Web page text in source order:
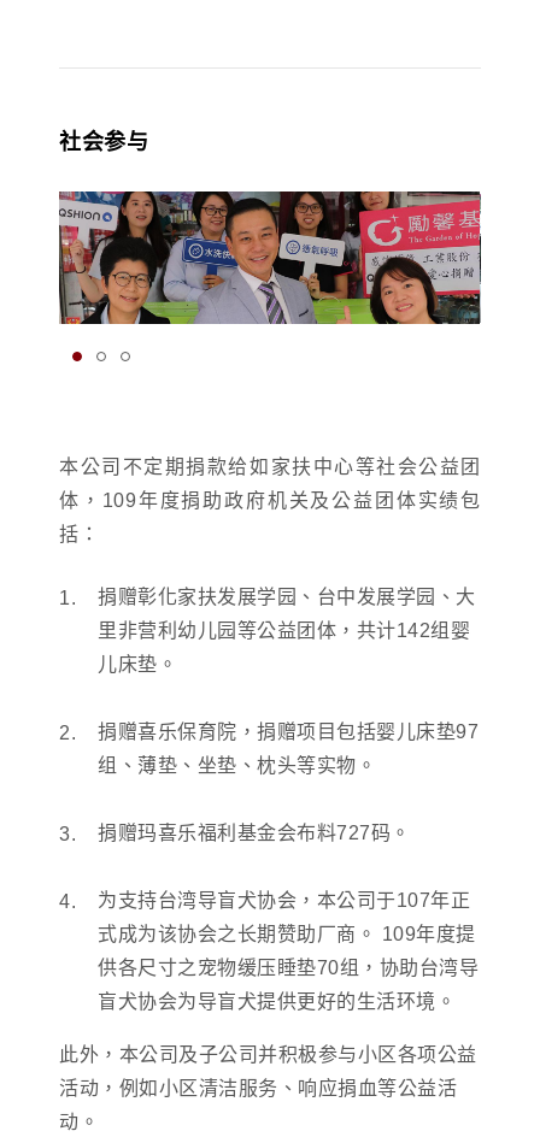
社会参与
本公司不定期捐款给如家扶中心等社会公益团
体，109年度捐助政府机关及公益团体实绩包
括：
捐赠彰化家扶发展学园、台中发展学园、大
里非营利幼儿园等公益团体，共计142组婴
儿床垫。
捐赠喜乐保育院，捐赠项目包括婴儿床垫97
组、薄垫、坐垫、枕头等实物。
捐赠玛喜乐福利基金会布料727码。
为支持台湾导盲犬协会，本公司于107年正
式成为该协会之长期赞助厂商。 109年度提
供各尺寸之宠物缓压睡垫70组，协助台湾导
盲犬协会为导盲犬提供更好的生活环境。
此外，本公司及子公司并积极参与小区各项公益
活动，例如小区清洁服务、响应捐血等公益活
动。